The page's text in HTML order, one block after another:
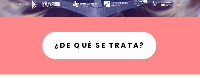
¿DE QUÉ SE TRATA?